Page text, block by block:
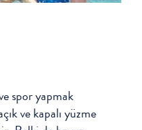
spor yapmak
ve kapalı yüzme